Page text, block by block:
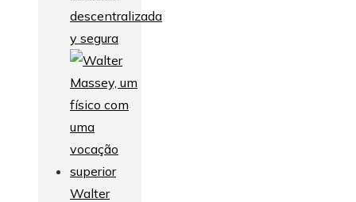
descentralizada
y segura
Walter